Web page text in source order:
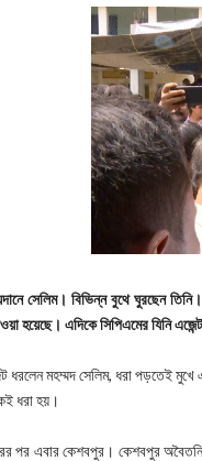
সেলিম। বিভিন্ন বুথে ঘুরছেন
হয়েছে। এদিকে সিপিএমের যিনি
মহম্মদ সেলিম, ধরা পড়তেই মুখে
ধরা হয়।
পর এবার কেশবপুর। কেশবপুর